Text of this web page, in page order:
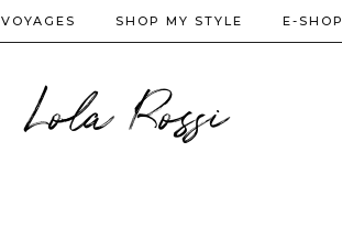
Lola Rossi
VOYAGES SHOP MY STYLE E-SHOP